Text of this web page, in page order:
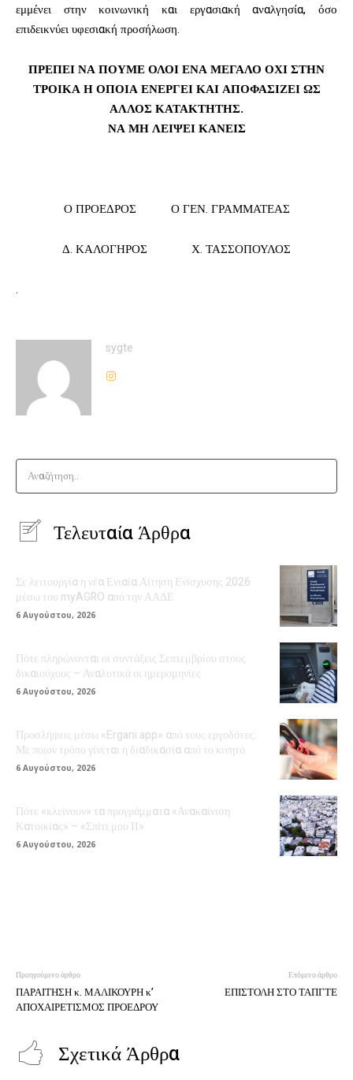
εμμένει στην κοινωνική και εργασιακή αναλγησία, όσο
επιδεικνύει υφεσιακή προσήλωση.
ΠΡΕΠΕΙ ΝΑ ΠΟΥΜΕ ΟΛΟΙ ΕΝΑ ΜΕΓΑΛΟ ΟΧΙ ΣΤΗΝ
ΤΡΟΙΚΑ Η ΟΠΟΙΑ ΕΝΕΡΓΕΙ ΚΑΙ ΑΠΟΦΑΣΙΖΕΙ ΩΣ
ΑΛΛΟΣ ΚΑΤΑΚΤΗΤΗΣ.
ΝΑ ΜΗ ΛΕΙΨΕΙ ΚΑΝΕΙΣ
Ο ΠΡΟΕΔΡΟΣ Ο ΓΕΝ. ΓΡΑΜΜΑΤΕΑΣ
Δ. ΚΑΛΟΓΗΡΟΣ Χ. ΤΑΣΣΟΠΟΥΛΟΣ
.
sygte
Αναζήτηση..
Τελευταία Άρθρα
Σε λειτουργία η νέα Ενιαία Αίτηση Ενίσχυσης 2026
μέσω του myAGRO από την ΑΑΔΕ
6 Αυγούστου, 2026
Πότε πληρώνονται οι συντάξεις Σεπτεμβρίου στους
δικαιούχους – Αναλυτικά οι ημερομηνίες
6 Αυγούστου, 2026
Προσλήψεις μέσω «Ergani app» από τους εργοδότες:
Με ποιον τρόπο γίνεται η διαδικασία από το κινητό
6 Αυγούστου, 2026
Πότε «κλείνουν» τα προγράμματα «Ανακαίνιση
Κατοικίας» – «Σπίτι μου ΙΙ»
6 Αυγούστου, 2026
Προηγούμενο άρθρο
ΠΑΡΑΙΤΗΣΗ κ. ΜΑΛΙΚΟΥΡΗ κ’
ΑΠΟΧΑΙΡΕΤΙΣΜΟΣ ΠΡΟΕΔΡΟΥ
Επόμενο άρθρο
ΕΠΙΣΤΟΛΗ ΣΤΟ ΤΑΠΓΤΕ
Σχετικά Άρθρα